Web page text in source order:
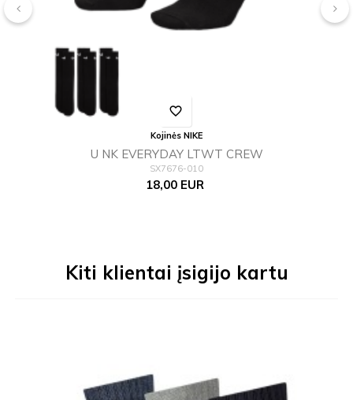
favorite_border
Kojinės NIKE
U NK EVERYDAY LTWT CREW
SX7676-010
Kaina
18,00 EUR
Kiti klientai įsigijo kartu